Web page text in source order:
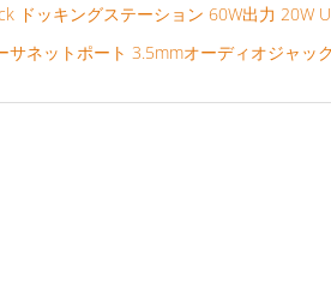
ドッキングステーション 60W出力 20W
サネットポート 3.5mmオーディオジャッ